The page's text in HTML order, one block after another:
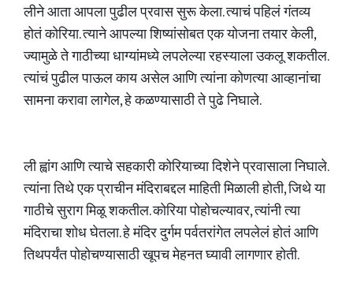
लीने आता आपला पुढील प्रवास सुरू केला. त्याचं पहिलं गंतव्य
होतं कोरिया. त्याने आपल्या शिष्यांसोबत एक योजना तयार केली,
ज्यामुळे ते गाठीच्या धाग्यांमध्ये लपलेल्या रहस्याला उकलू शकतील.
त्यांचं पुढील पाऊल काय असेल आणि त्यांना कोणत्या आव्हानांचा
सामना करावा लागेल, हे कळण्यासाठी ते पुढे निघाले.
ली ह्वांग आणि त्याचे सहकारी कोरियाच्या दिशेने प्रवासाला निघाले.
त्यांना तिथे एक प्राचीन मंदिराबद्दल माहिती मिळाली होती, जिथे या
गाठीचे सुराग मिळू शकतील. कोरिया पोहोचल्यावर, त्यांनी त्या
मंदिराचा शोध घेतला. हे मंदिर दुर्गम पर्वतरांगेत लपलेलं होतं आणि
तिथपर्यंत पोहोचण्यासाठी खूपच मेहनत घ्यावी लागणार होती.